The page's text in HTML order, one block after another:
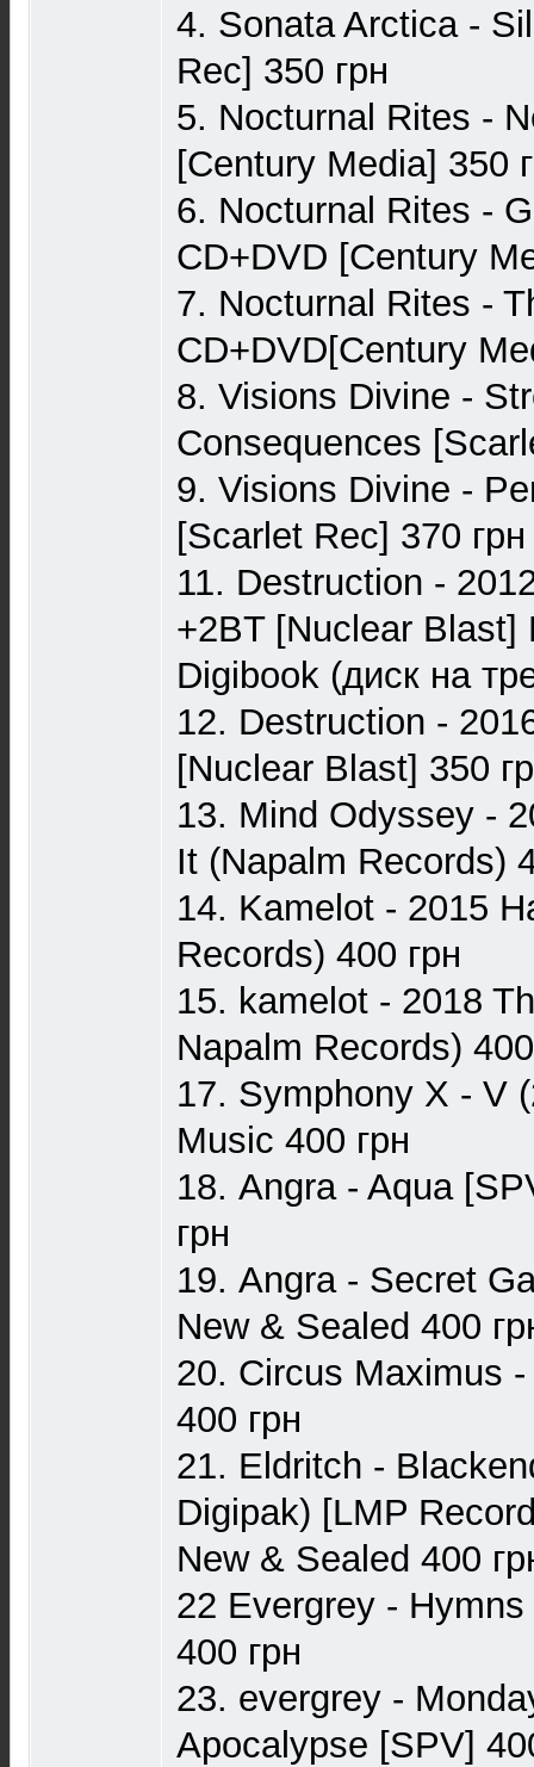
4. Sonata Arctica -
Rec] 350 грн
5. Nocturnal Rites -
[Century Media] 350
6. Nocturnal Rites -
CD+DVD [Century
7. Nocturnal Rites -
CD+DVD[Century
8. Visions Divine -
Consequences
9. Visions Divine -
[Scarlet Rec] 370 грн
11. Destruction -
+2BT [Nuclear Blast]
Digibook (диск на
12. Destruction -
[Nuclear Blast] 350
13. Mind Odyssey -
It (Napalm Records)
14. Kamelot - 2015
Records) 400 грн
15. kamelot - 2018
Napalm Records)
17. Symphony X - V
Music 400 грн
18. Angra - Aqua
грн
19. Angra - Secret
New & Sealed 400
20. Circus Maximus
400 грн
21. Eldritch -
Digipak) [LMP
New & Sealed 400
22 Evergrey -
400 грн
23. evergrey -
Apocalypse [SPV]